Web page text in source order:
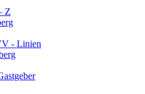
Z
- Linien